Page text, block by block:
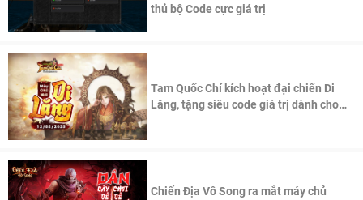
thủ bộ Code cực giá trị
Tam Quốc Chí kích hoạt đại chiến Di
Lăng, tặng siêu code giá trị dành cho
Chiến Địa Vô Song ra mắt máy chủ